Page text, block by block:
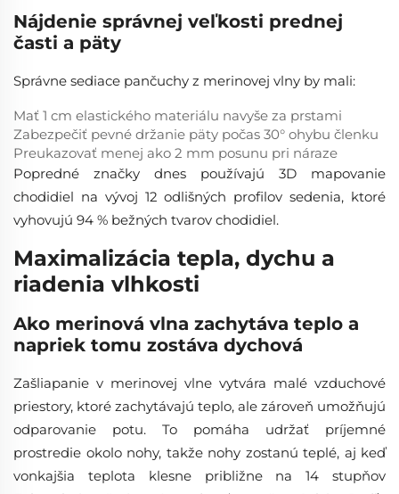
Nájdenie správnej veľkosti prednej
časti a päty
Správne sediace pančuchy z merinovej vlny by mali:
Mať 1 cm elastického materiálu navyše za prstami
Zabezpečiť pevné držanie päty počas 30° ohybu členku
Preukazovať menej ako 2 mm posunu pri náraze
Popredné značky dnes používajú 3D mapovanie
chodidiel na vývoj 12 odlišných profilov sedenia, ktoré
vyhovujú 94 % bežných tvarov chodidiel.
Maximalizácia tepla, dychu a
riadenia vlhkosti
Ako merinová vlna zachytáva teplo a
napriek tomu zostáva dychová
Zašliapanie v merinovej vlnе vytvára malé vzduchové
priestory, ktoré zachytávajú teplo, ale zároveň umožňujú
odparovanie potu. To pomáha udržať príjemné
prostredie okolo nohy, takže nohy zostanú teplé, aj keď
vonkajšia teplota klesne približne na 14 stupňov